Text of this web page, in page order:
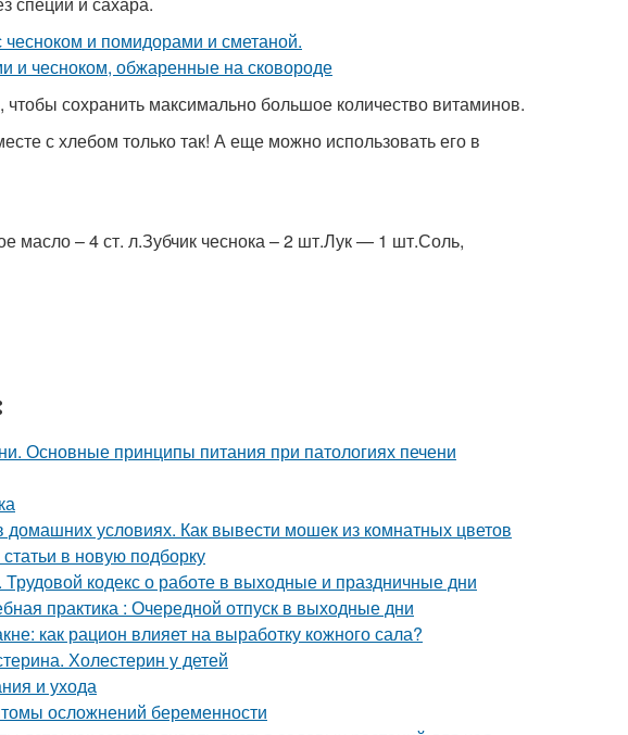
сохранить максимально большое количество витаминов.
с хлебом только так! А еще можно использовать его в
масло – 4 ст. л.Зубчик чеснока – 2 шт.Лук — 1 шт.Соль,
Основные принципы питания при патологиях печени
домашних условиях. Как вывести мошек из комнатных цветов
в новую подборку
кодекс о работе в выходные и праздничные дни
практика : Очередной отпуск в выходные дни
как рацион влияет на выработку кожного сала?
Холестерин у детей
и ухода
осложнений беременности